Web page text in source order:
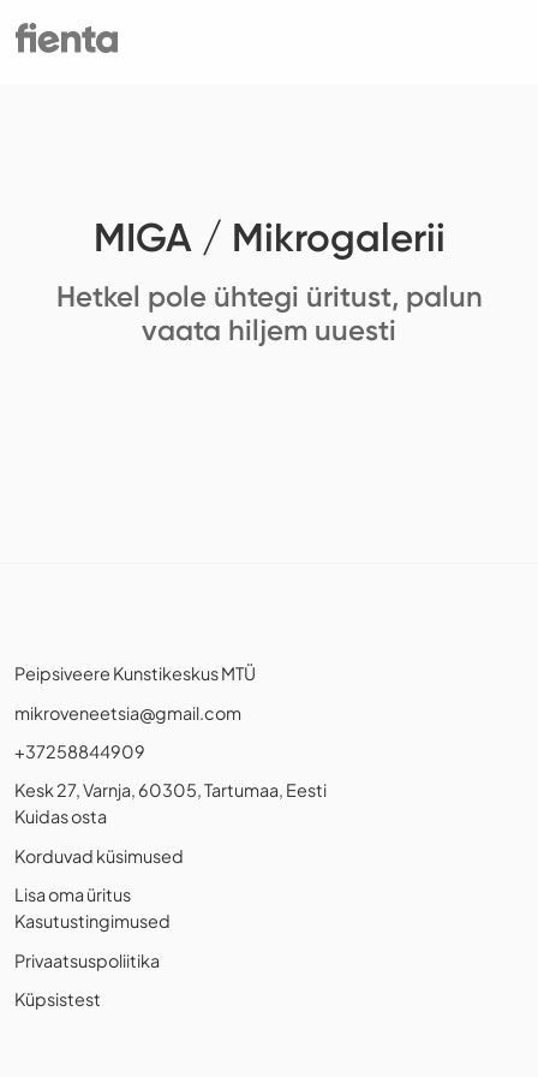
MIGA / Mikrogalerii
Hetkel pole ühtegi üritust, palun
vaata hiljem uuesti
Peipsiveere Kunstikeskus MTÜ
mikroveneetsia@gmail.com
+37258844909
Kesk 27, Varnja, 60305, Tartumaa, Eesti
Kuidas osta
Korduvad küsimused
Lisa oma üritus
Kasutustingimused
Privaatsuspoliitika
Küpsistest